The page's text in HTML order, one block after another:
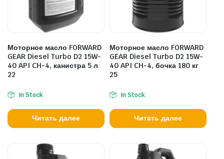
Моторное масло FORWARD
GEAR Diesel Turbo D2 15W-
40 API CH-4, канистра 5 л
22
In Stock
Читать далее
Моторное масло FORWARD
GEAR Diesel Turbo D2 15W-
40 API CH-4, бочка 180 кг
25
In Stock
Читать далее